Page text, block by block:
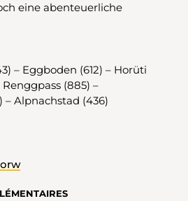
eine abenteuerliche
– Eggboden (612) – Horüti
(885) –
– Alpnachstad (436)